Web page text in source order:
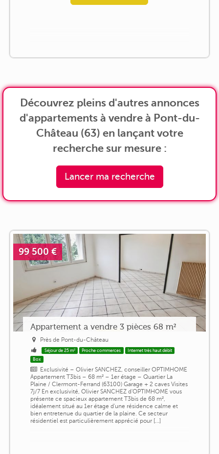
Découvrez pleins d'autres annonces
d'appartements à vendre à Pont-du-
Château (63) en lançant votre
recherche sur mesure :
Lancer ma recherche
99 500 €
Appartement a vendre 3 pièces 68 m²
Près de Pont-du-Château
Séjour de 25 m² Proche commerces
Internet très haut débit
Box
Exclusivité – Olivier SANCHEZ, conseiller OPTIMHOME
Appartement T3bis – 68 m² – 1er étage – Quartier La
Plaine / Clermont-Ferrand (63100) Garage + 2 caves Visites
7j/7 En exclusivité, Olivier SANCHEZ d'OPTIMHOME vous
présente ce spacieux appartement T3bis de 68 m²,
idéalement situé au 1er étage d'une résidence calme et
bien entretenue du quartier de la plaine. Ce secteur
résidentiel est particulièrement apprécié pour [...]